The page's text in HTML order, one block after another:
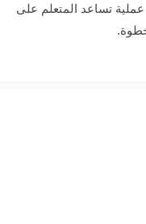
تساعد المتعلم على